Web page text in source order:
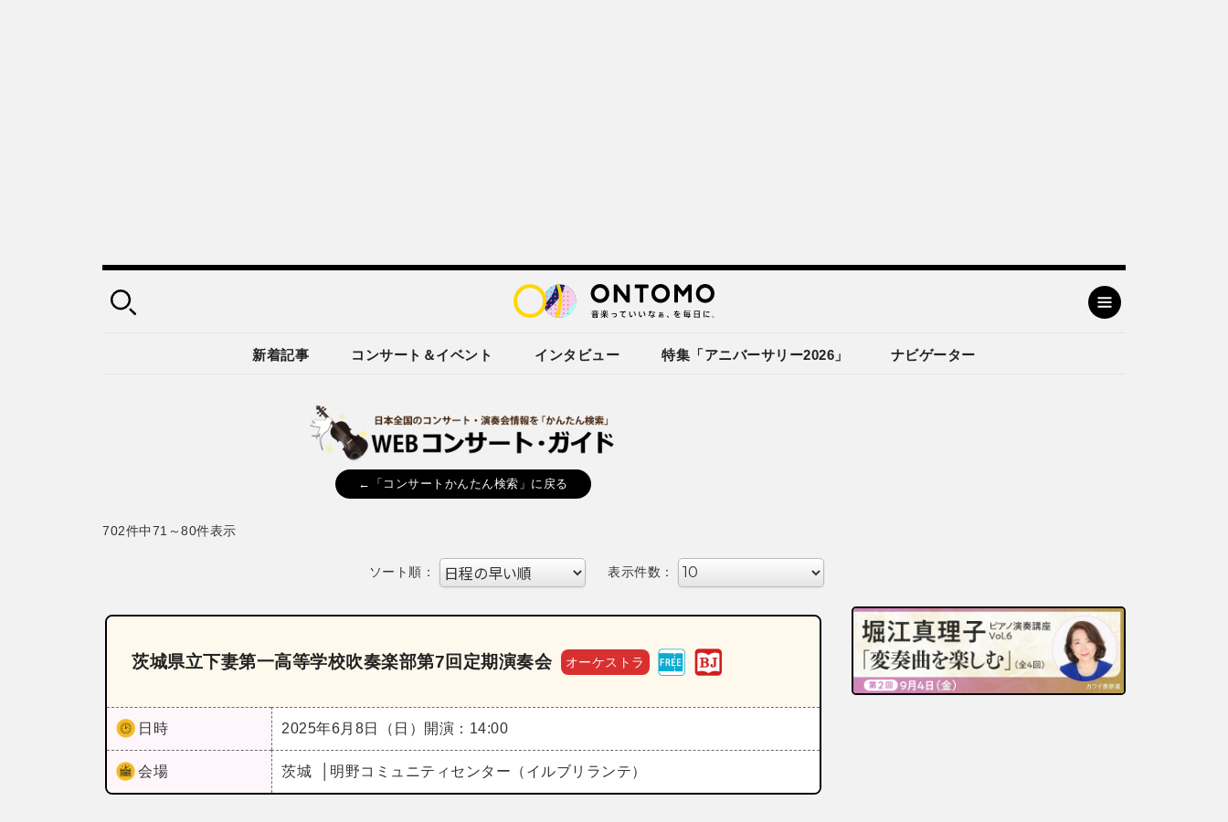
新着記事 コンサート＆イベント インタビュー 特集「アニバーサリー2026」 ナビゲーター
←「コンサートかんたん検索」に戻る
702件中71～80件表示
ソート順： 表示件数：
茨城県立下妻第一高等学校吹奏楽部第7回定期演奏会 オーケストラ
日時 2025年6月8日（日） 開演：14:00
会場 茨城 明野コミュニティセンター（イルブリランテ）